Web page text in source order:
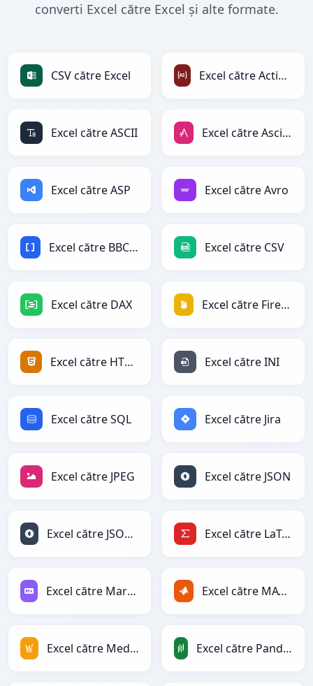
converti Excel către Excel și alte formate.
CSV către Excel Excel către ActionScript
Excel către ASCII Excel către AsciiDoc
Excel către ASP Excel către Avro
Excel către BBCode Excel către CSV
Excel către DAX Excel către Firebase
Excel către HTML Excel către INI
Excel către SQL Excel către Jira
Excel către JPEG Excel către JSON
Excel către JSONLines Excel către LaTeX
Excel către Markdown Excel către MATLAB
Excel către MediaWiki Excel către PandasDataFrame